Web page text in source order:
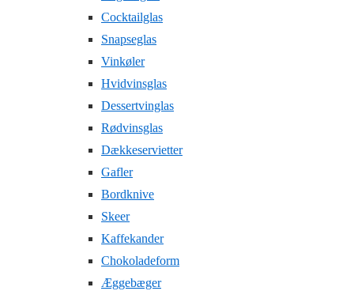
Cocktailglas
Snapseglas
Vinkøler
Hvidvinsglas
Dessertvinglas
Rødvinsglas
Dækkeservietter
Gafler
Bordknive
Skeer
Kaffekander
Chokoladeform
Æggebæger